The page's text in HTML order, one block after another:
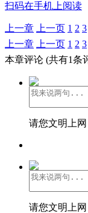
扫码在手机上阅读
上一章 上一页 1 2 3
上一章
上一页 1 2 3
本章评论 (共有1条
请您文明上
请您文明上